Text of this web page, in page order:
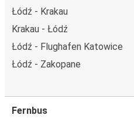
Łódź - Krakau
Krakau - Łódź
Łódź - Flughafen Katowice
Łódź - Zakopane
Fernbus